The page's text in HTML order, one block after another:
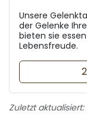
Unsere
der Gelenke
bieten sie
Lebensfreude.
Zuletzt aktualisiert: